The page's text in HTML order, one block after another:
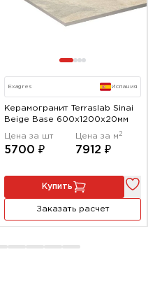
Exagres Испания
Керамогранит Terraslab Sinai
Beige Base 600x1200х20мм
Цена за шт
5700 ₽
Цена за м 2
7912 ₽
Купить
Заказать расчет